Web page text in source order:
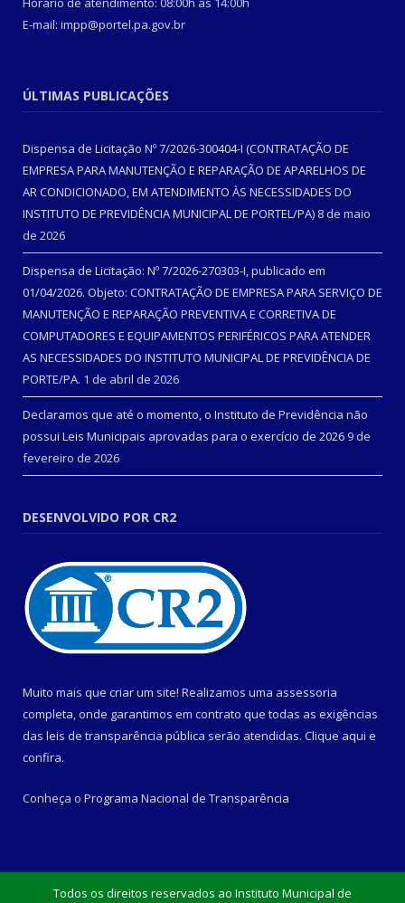
E-mail: impp@portel.pa.gov.br
ÚLTIMAS PUBLICAÇÕES
Dispensa de Licitação Nº 7/2026-300404-I (CONTRATAÇÃO DE
EMPRESA PARA MANUTENÇÃO E REPARAÇÃO DE APARELHOS DE
AR CONDICIONADO, EM ATENDIMENTO ÀS NECESSIDADES DO
INSTITUTO DE PREVIDÊNCIA MUNICIPAL DE PORTEL/PA) 8 de maio
de 2026
Dispensa de Licitação: Nº 7/2026-270303-I, publicado em
01/04/2026. Objeto: CONTRATAÇÃO DE EMPRESA PARA SERVIÇO DE
MANUTENÇÃO E REPARAÇÃO PREVENTIVA E CORRETIVA DE
COMPUTADORES E EQUIPAMENTOS PERIFÉRICOS PARA ATENDER
AS NECESSIDADES DO INSTITUTO MUNICIPAL DE PREVIDÊNCIA DE
PORTE/PA. 1 de abril de 2026
Declaramos que até o momento, o Instituto de Previdência não
possui Leis Municipais aprovadas para o exercício de 2026 9 de
fevereiro de 2026
DESENVOLVIDO POR CR2
Muito mais que criar um site! Realizamos uma assessoria
completa, onde garantimos em contrato que todas as exigências
das leis de transparência pública serão atendidas. Clique aqui e
confira.
Conheça o Programa Nacional de Transparência
Todos os direitos reservados ao Instituto Municipal de